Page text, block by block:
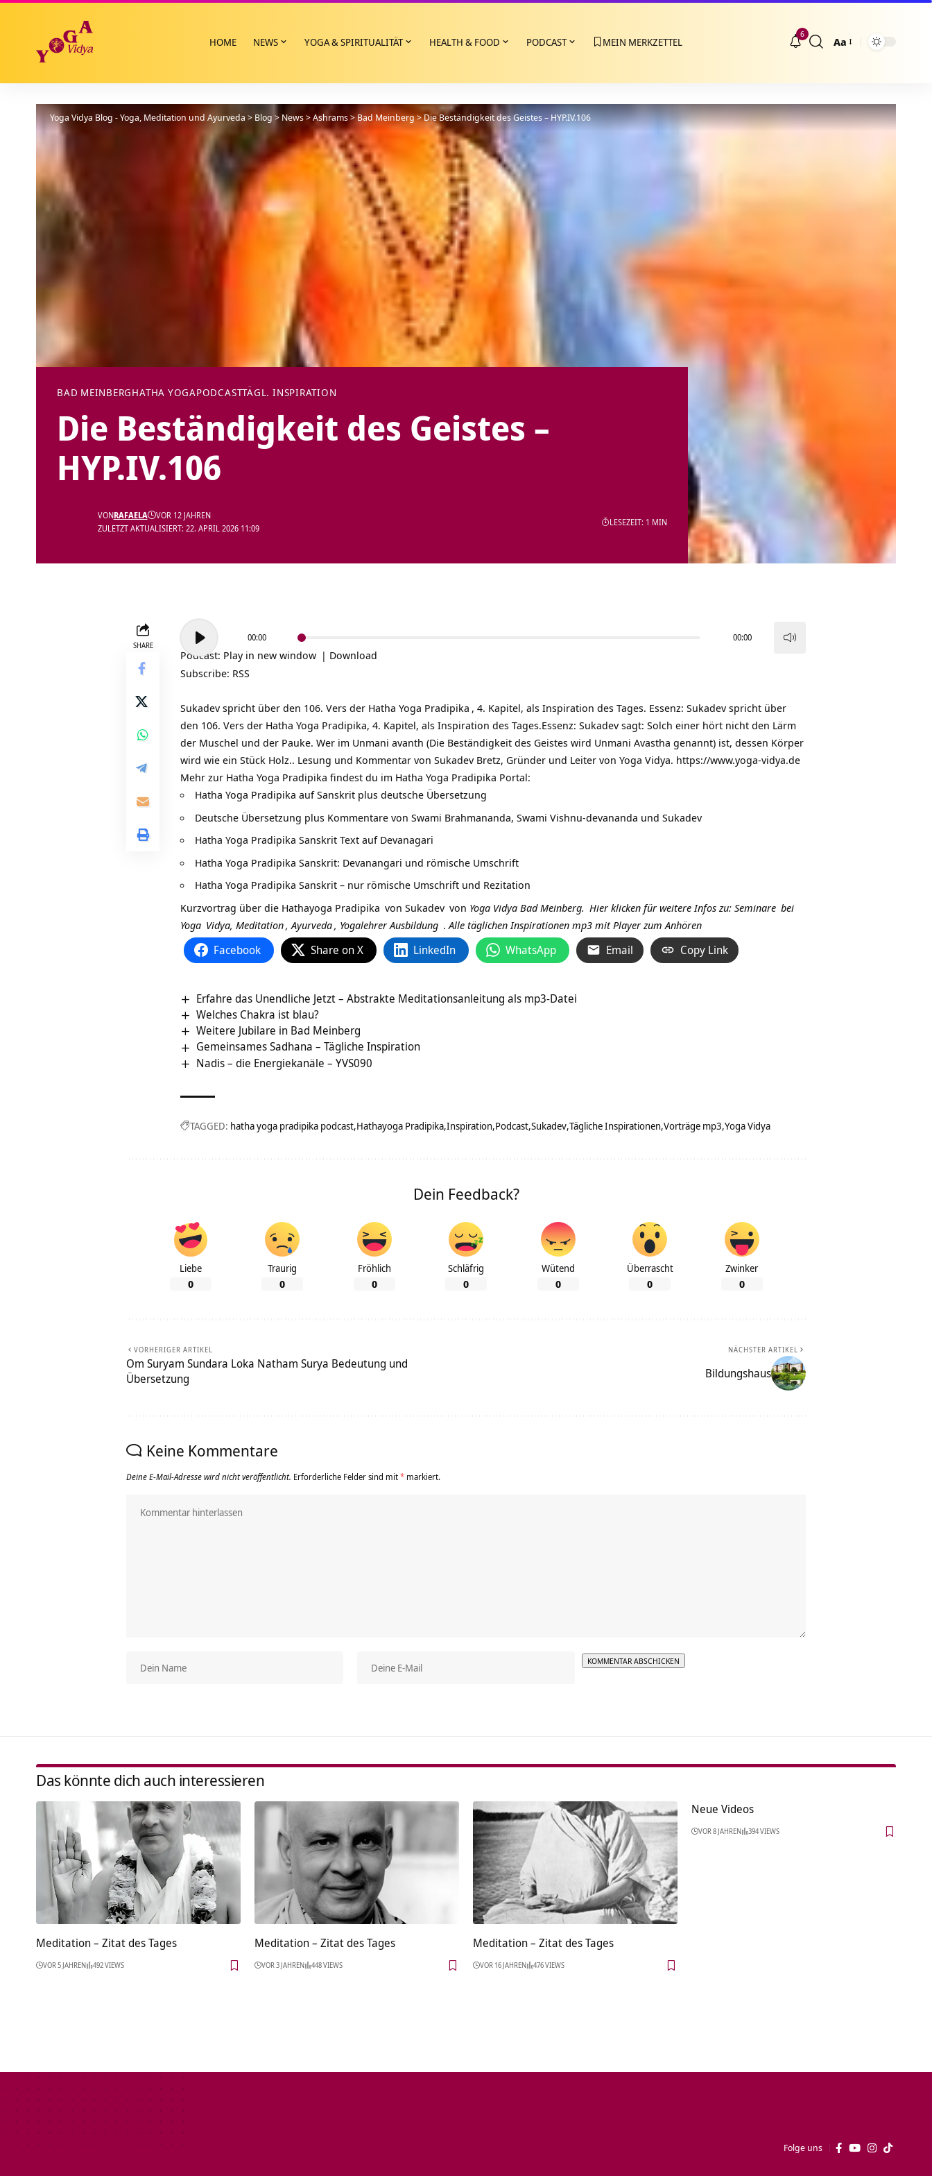
HOME NEWS YOGA & SPIRITUALITÄT HEALTH & FOOD PODCAST MEIN MERKZETTEL
6
Größenänderung
Aa
Yoga Vidya Blog - Yoga, Meditation und Ayurveda > Blog >News>Ashrams>Bad Meinberg>Die Beständigkeit des Geistes – HYP.IV.106
BAD MEINBERGHATHA YOGAPODCASTTÄGL. INSPIRATION
Die Beständigkeit des Geistes –
HYP.IV.106
ZULETZT AKTUALISIERT: 22. APRIL 2026 11:09
VONRAFAELA VOR 12 JAHREN
LESEZEIT: 1 MIN
SHARE
Audio-
Player
00:00 00:00
Podcast: Play in new window | Download
Subscribe: RSS
Sukadev spricht über den 106. Vers der Hatha Yoga Pradipika , 4. Kapitel, als Inspiration des Tages. Essenz: Sukadev spricht über
den 106. Vers der Hatha Yoga Pradipika, 4. Kapitel, als Inspiration des Tages.Essenz: Sukadev sagt: Solch einer hört nicht den Lärm
der Muschel und der Pauke. Wer im Unmani avanth (Die Beständigkeit des Geistes wird Unmani Avastha genannt) ist, dessen Körper
wird wie ein Stück Holz.. Lesung und Kommentar von Sukadev Bretz, Gründer und Leiter von Yoga Vidya. https://www.yoga-vidya.de
Mehr zur Hatha Yoga Pradipika findest du im Hatha Yoga Pradipika Portal:
Hatha Yoga Pradipika auf Sanskrit plus deutsche Übersetzung
Deutsche Übersetzung plus Kommentare von Swami Brahmananda, Swami Vishnu-devananda und Sukadev
Hatha Yoga Pradipika Sanskrit Text auf Devanagari
Hatha Yoga Pradipika Sanskrit: Devanangari und römische Umschrift
Hatha Yoga Pradipika Sanskrit – nur römische Umschrift und Rezitation
Kurzvortrag über die Hathayoga Pradipika von Sukadev von Yoga Vidya Bad Meinberg. Hier klicken für weitere Infos zu: Seminare bei
Yoga Vidya, Meditation, Ayurveda, Yogalehrer Ausbildung . Alle täglichen Inspirationen mp3 mit Player zum Anhören
Facebook Share on X LinkedIn WhatsApp Email Copy Link
Erfahre das Unendliche Jetzt – Abstrakte Meditationsanleitung als mp3-Datei
Welches Chakra ist blau?
Weitere Jubilare in Bad Meinberg
Gemeinsames Sadhana – Tägliche Inspiration
Nadis – die Energiekanäle – YVS090
TAGGED: hatha yoga pradipika podcast Hathayoga Pradipika Inspiration Podcast Sukadev Tägliche Inspirationen Vorträge mp3 Yoga Vidya
Dein Feedback?
Liebe
0
Traurig
0
Fröhlich
0
Schläfrig
0
Wütend
0
Überrascht
0
Zwinker
0
VORHERIGER ARTIKEL
Om Suryam Sundara Loka Natham Surya Bedeutung und
Übersetzung
NÄCHSTER ARTIKEL
Bildungshaus
Keine Kommentare
Deine E-Mail-Adresse wird nicht veröffentlicht. Erforderliche Felder sind mit* markiert.
Das könnte dich auch interessieren
Meditation – Zitat des Tages
VOR 5 JAHREN 492 VIEWS
Meditation – Zitat des Tages
VOR 3 JAHREN 448 VIEWS
Meditation – Zitat des Tages
VOR 16 JAHREN 476 VIEWS
Neue Videos
VOR 8 JAHREN 394 VIEWS
Folge uns